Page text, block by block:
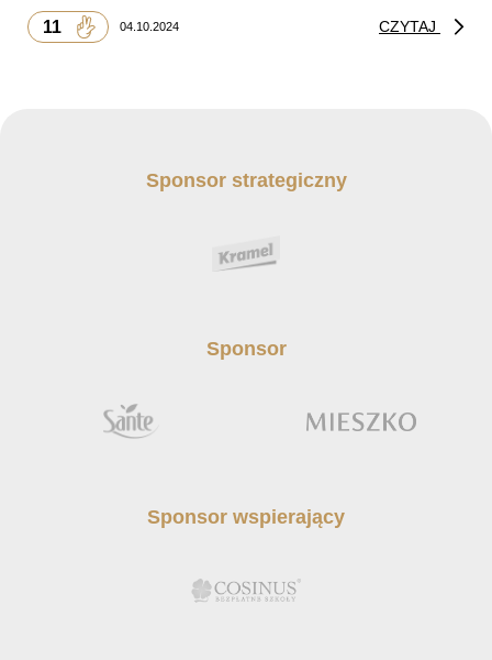
11 04.10.2024 CZYTAJ
Sponsor strategiczny
Sponsor
Sponsor wspierający